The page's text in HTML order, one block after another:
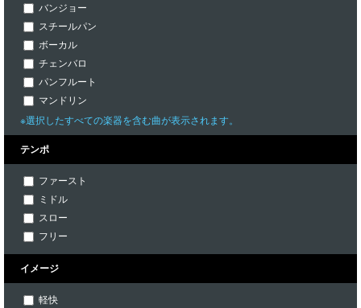
バンジョー
スチールパン
ボーカル
チェンバロ
パンフルート
マンドリン
※選択したすべての楽器を含む曲が表示されます。
テンポ
ファースト
ミドル
スロー
フリー
イメージ
軽快